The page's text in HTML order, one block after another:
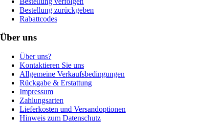
Bestellung zurückgeben
Rabattcodes
Über uns
Über uns?
Kontaktieren Sie uns
Allgemeine Verkaufsbedingungen
Rückgabe & Erstattung
Impressum
Zahlungsarten
Lieferkosten und Versandoptionen
Hinweis zum Datenschutz